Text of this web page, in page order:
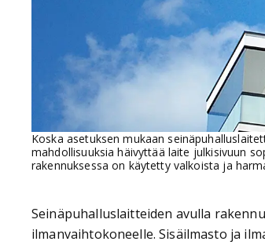
Koska asetuksen mukaan
mahdollisuuksia häivyttää laite julkisivuun
rakennuksessa on käytetty valkoista ja
Seinäpuhalluslaitteiden avulla
ilmanvaihtokoneelle. Sisäilmasto ja